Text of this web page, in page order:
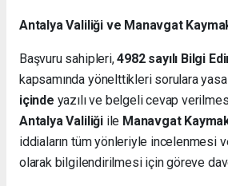
Antalya Valiliği ve Manavgat
Başvuru sahipleri,4982 sayılı Bilgi
kapsamında yönelttikleri sorulara
içinde yazılı ve belgeli cevap
Antalya Valiliğiile Manavgat
iddiaların tüm yönleriyle incelenmesi
olarak bilgilendirilmesi için göreve